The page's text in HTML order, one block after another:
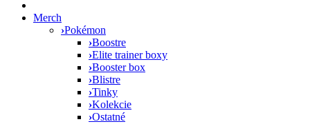
Merch
›Pokémon
›Boostre
›Elite trainer boxy
›Booster box
›Blistre
›Tinky
›Kolekcie
›Ostatné